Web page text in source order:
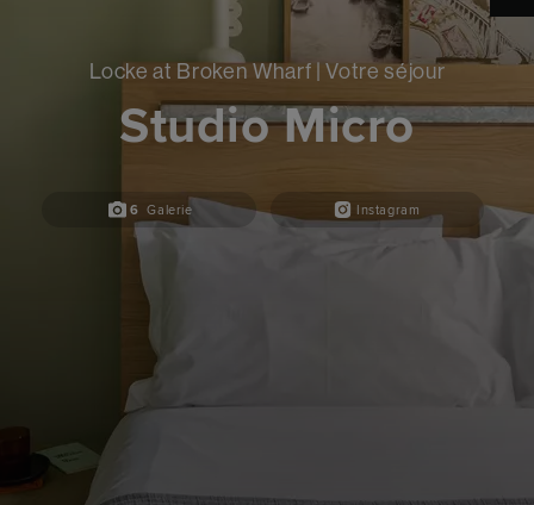
Locke at Broken Wharf | Votre séjour
Studio Micro
6 Galerie Instagram